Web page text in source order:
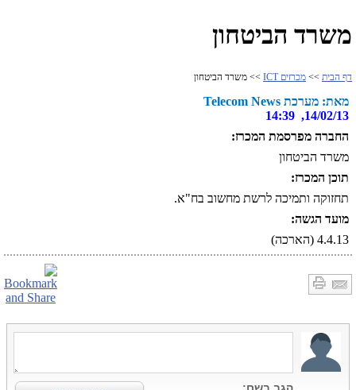
משרד הביטחון
דף הבית >> מכרזים ICT >> משרד הביטחון
מאת: מערכת Telecom News
14/02/13, 14:39
החברה מפרסמת המכרז:
משרד הביטחון
תוכן המכרז:
תחזוקה ותמיכה לרשת מחשוב בח"א.
מועד הגשה:
4.4.13 (הארכה)